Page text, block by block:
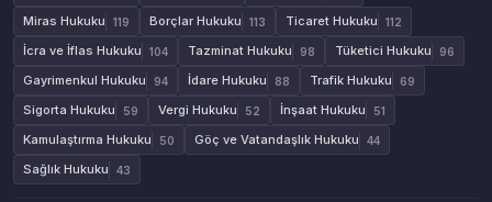
Miras Hukuku 119 Borçlar Hukuku 113 Ticaret Hukuku 112
İcra ve İflas Hukuku 104 Tazminat Hukuku 98 Tüketici Hukuku 96
Gayrimenkul Hukuku 94 İdare Hukuku 88 Trafik Hukuku 69
Sigorta Hukuku 59 Vergi Hukuku 52 İnşaat Hukuku 51
Kamulaştırma Hukuku 50 Göç ve Vatandaşlık Hukuku 44
Sağlık Hukuku 43